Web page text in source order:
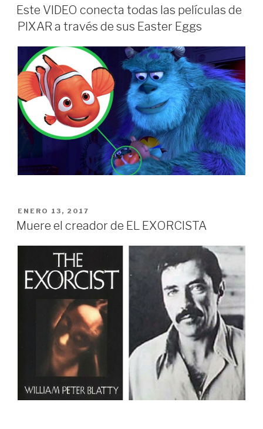
EN
Este VIDEO conecta todas las películas de
PIXAR a través de sus Easter Eggs
PUBLICADO
EN
ENERO 13, 2017
Muere el creador de EL EXORCISTA